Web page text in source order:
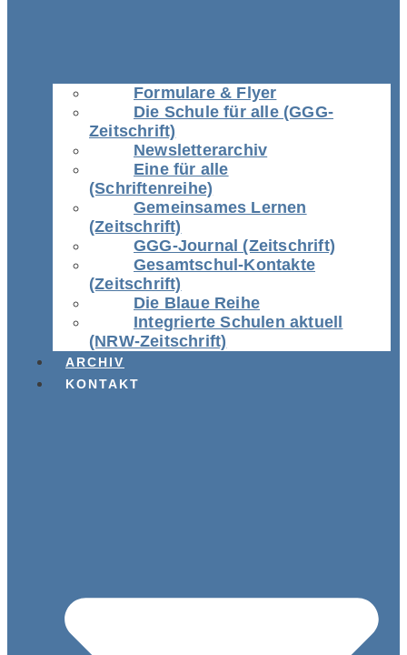
Formulare & Flyer
Die Schule für alle (GGG-
Zeitschrift)
Newsletterarchiv
Eine für alle
(Schriftenreihe)
Gemeinsames Lernen
(Zeitschrift)
GGG-Journal (Zeitschrift)
Gesamtschul-Kontakte
(Zeitschrift)
Die Blaue Reihe
Integrierte Schulen aktuell
(NRW-Zeitschrift)
ARCHIV
KONTAKT